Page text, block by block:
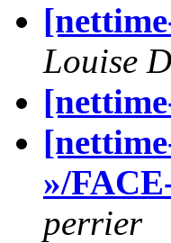
Louise
»/
perrier